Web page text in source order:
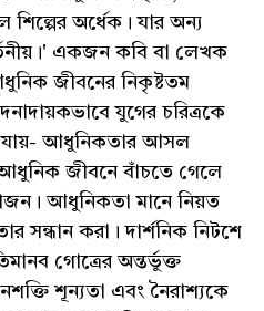
অর্ধেক। যার অন্য
একজন কবি বা লেখক
জীবনের নিকৃষ্টতম
যুগের চরিত্রকে
আধুনিকতার আসল
জীবনে বাঁচতে গেলে
আধুনিকতা মানে নিয়ত
সন্ধান করা। দার্শনিক নিটশে
গোত্রের অন্তর্ভুক্ত
শূন্যতা এবং নৈরাশ্যকে